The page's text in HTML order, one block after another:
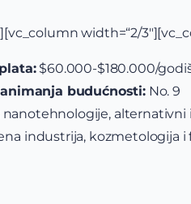
width=“2/
$60.000-$180.000/
budućnosti:No. 9
nanotehnologije, alternativni
industrija, kozmetologija